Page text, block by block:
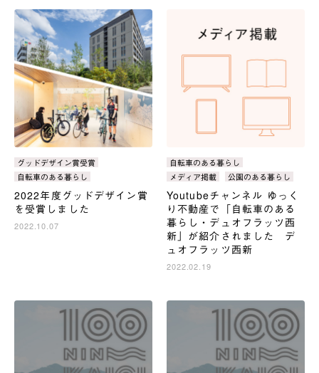
カ
テ
ゴ
リ：
タ
グ：
グッドデザイン賞受賞
自転車のある暮らし
2022年度グッドデザイン賞
を受賞しました
2022.10.07
カ
ゴ
リ：
タ
グ：
自転車のある暮らし
メディア掲載
公園のある暮らし
Youtubeチャンネル ゆっく
り不動産で「自転車のある
暮らし・デュオフラッツ西
新」が紹介されました デ
ュオフラッツ西新
2022.02.19